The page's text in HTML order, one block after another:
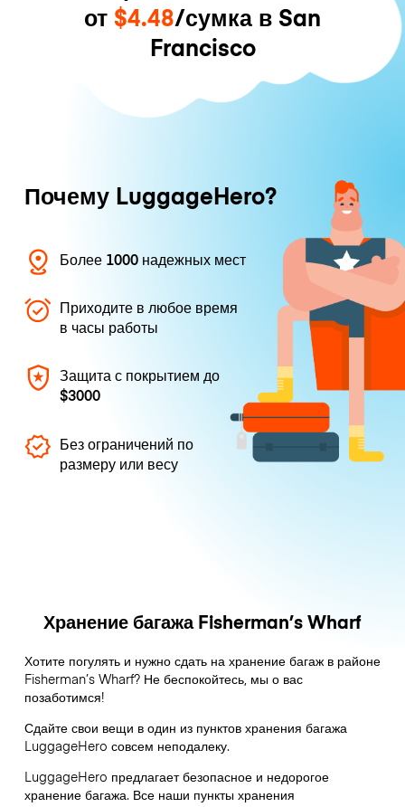
от $4.48/сумка в San
Francisco
Почему LuggageHero?
Более 1000 надежных мест
Приходите в любое время
в часы работы
Защита с покрытием до
$3000
Без ограничений по
размеру или весу
Хранение багажа Fisherman’s Wharf
Хотите погулять и нужно сдать на хранение багаж в районе
Fisherman’s Wharf? Не беспокойтесь, мы о вас
позаботимся!
Сдайте свои вещи в один из пунктов хранения багажа
LuggageHero совсем неподалеку.
LuggageHero предлагает безопасное и недорогое
хранение багажа. Все наши пункты хранения